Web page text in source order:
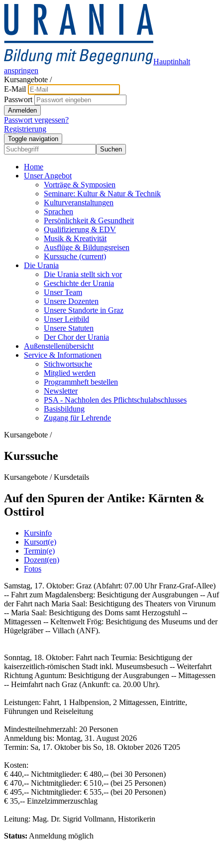
Hauptinhalt
anspringen
Kursangebote /
E-Mail
Passwort
Anmelden
Passwort vergessen?
Registrierung
Toggle navigation
Suchen
Home
Unser Angebot
Vorträge & Symposien
Seminare: Kultur & Natur & Technik
Kulturveranstaltungen
Sprachen
Persönlichkeit & Gesundheit
Qualifizierung & EDV
Musik & Kreativität
Ausflüge & Bildungsreisen
Kurssuche (current)
Die Urania
Die Urania stellt sich vor
Geschichte der Urania
Unser Team
Unsere Dozenten
Unsere Standorte in Graz
Unser Leitbild
Unsere Statuten
Der Chor der Urania
Außenstellenübersicht
Service & Informationen
Stichwortsuche
Mitglied werden
Programmheft bestellen
Newsletter
PSA - Nachholen des Pflichtschulabschlusses
Basisbildung
Zugang für Lehrende
Kursangebote /
Kurssuche
Kursangebote /Kursdetails
Auf den Spuren der Antike: Kärnten &
Osttirol
Kursinfo
Kursort(e)
Termin(e)
Dozent(en)
Fotos
Samstag, 17. Oktober: Graz (Abfahrt: 07.00 Uhr Franz-Graf-Allee)
-- Fahrt zum Magdalensberg: Besichtigung der Ausgrabungen -- Auf
der Fahrt nach Maria Saal: Besichtigung des Theaters von Virunum
-- Maria Saal: Besichtigung des Doms samt Herzogstuhl --
Mittagessen -- Keltenwelt Frög: Besichtigung des Museums und der
Hügelgräber -- Villach (ANF).
Sonntag, 18. Oktober: Fahrt nach Teurnia: Besichtigung der
kaiserzeitlich-römischen Stadt inkl. Museumsbesuch -- Weiterfahrt
Richtung Aguntum: Besichtigung der Ausgrabungen -- Mittagessen
-- Heimfahrt nach Graz (Ankunft: ca. 20.00 Uhr).
Leistungen: Fahrt, 1 Halbpension, 2 Mittagessen, Eintritte,
Führungen und Reiseleitung
Mindestteilnehmerzahl: 20 Personen
Anmeldung bis: Montag, 31. August 2026
Termin: Sa, 17. Oktober bis So, 18. Oktober 2026 T205
Kosten:
€ 440,-- Nichtmitglieder: € 480,-- (bei 30 Personen)
€ 470,-- Nichtmitglieder: € 510,-- (bei 25 Personen)
€ 495,-- Nichtmitglieder: € 535,-- (bei 20 Personen)
€ 35,-- Einzelzimmerzuschlag
Leitung: Mag. Dr. Sigrid Vollmann, Historikerin
Status: Anmeldung möglich